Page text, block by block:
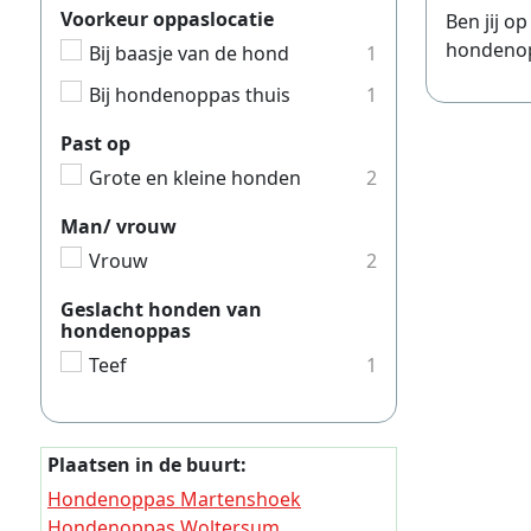
Ben jij
Voorkeur oppaslocatie
Bij baasje van de hond
1
Bij hondenoppas thuis
1
Past op
Grote en kleine honden
2
Man/ vrouw
Vrouw
2
Geslacht honden van
hondenoppas
Teef
1
Plaatsen in de buurt:
Hondenoppas Martenshoek